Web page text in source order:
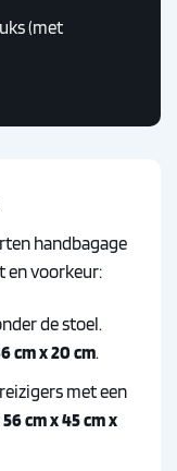
(met
handbagage
en voorkeur:
de stoel.
cm x 20 cm.
met een
56 cm x 45 cm x